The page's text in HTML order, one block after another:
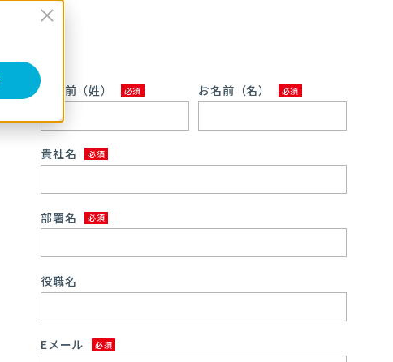
お名前（姓） お名前（名）
貴社名
部署名
役職名
Eメール